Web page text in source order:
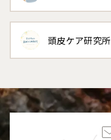
頭皮ケア研究所